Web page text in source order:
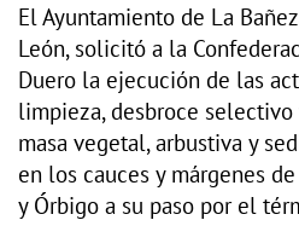
El Ayuntamiento de La
León, solicitó a la
Duero la ejecución de las
limpieza, desbroce
masa vegetal, arbustiva y
en los cauces y márgenes
y Órbigo a su paso por el